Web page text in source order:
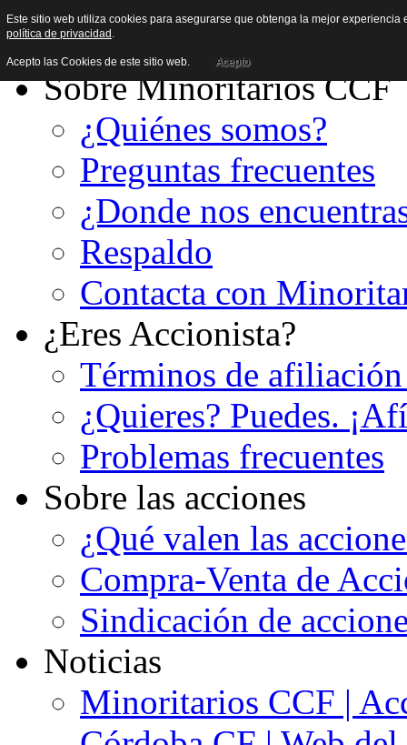
Sobre Minoritarios CCF
¿Quiénes somos?
Preguntas frecuentes
¿Donde nos
Respaldo
Contacta con
¿Eres Accionista?
Términos de
¿Quieres? Puedes.
Problemas frecuentes
Sobre las acciones
¿Qué valen las
Compra-Venta de
Sindicación de
Noticias
Minoritarios CCF |
Este sitio web utiliza cookies para asegurarse que obtenga la mejor
política de privacidad .
Acepto las Cookies de este sitio web. Acepto